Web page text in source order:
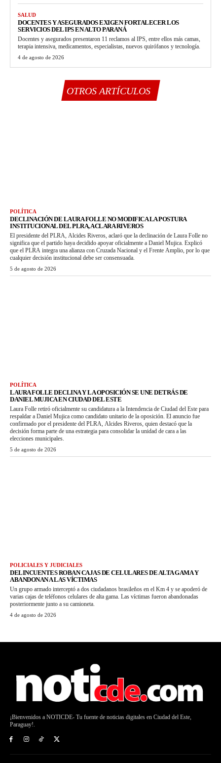
SALUD
DOCENTES Y ASEGURADOS EXIGEN FORTALECER LOS
SERVICIOS DEL IPS EN ALTO PARANÁ
Docentes y asegurados presentaron 11 reclamos al IPS, entre ellos más camas,
terapia intensiva, medicamentos, especialistas, nuevos quirófanos y tecnología.
4 de agosto de 2026
OTROS ARTÍCULOS
POLÍTICA
DECLINACIÓN DE LAURA FOLLE NO MODIFICA LA POSTURA
INSTITUCIONAL DEL PLRA, ACLARA RIVEROS
El presidente del PLRA, Alcides Riveros, aclaró que la declinación de Laura Folle no
significa que el partido haya decidido apoyar oficialmente a Daniel Mujica. Explicó
que el PLRA integra una alianza con Cruzada Nacional y el Frente Amplio, por lo que
cualquier decisión institucional debe ser consensuada.
5 de agosto de 2026
POLÍTICA
LAURA FOLLE DECLINA Y LA OPOSICIÓN SE UNE DETRÁS DE
DANIEL MUJICA EN CIUDAD DEL ESTE
Laura Folle retiró oficialmente su candidatura a la Intendencia de Ciudad del Este para
respaldar a Daniel Mujica como candidato unitario de la oposición. El anuncio fue
confirmado por el presidente del PLRA, Alcides Riveros, quien destacó que la
decisión forma parte de una estrategia para consolidar la unidad de cara a las
elecciones municipales.
5 de agosto de 2026
POLICIALES Y JUDICIALES
DELINCUENTES ROBAN CAJAS DE CELULARES DE ALTA GAMA Y
ABANDONAN A LAS VÍCTIMAS
Un grupo armado interceptó a dos ciudadanos brasileños en el Km 4 y se apoderó de
varias cajas de teléfonos celulares de alta gama. Las víctimas fueron abandonadas
posteriormente junto a su camioneta.
4 de agosto de 2026
¡Bienvenidos a NOTICDE- Tu fuente de noticias digitales en Ciudad del Este,
Paraguay!.